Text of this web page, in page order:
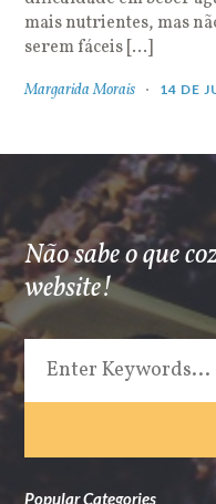
mais nutrientes, mas
serem fáceis […]
Margarida Morais 14 DE
Não sabe o que
website!
Popular Categories